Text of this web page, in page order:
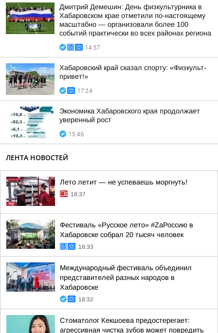
Дмитрий Демешин: День физкультурника в
Хабаровском крае отметили по-настоящему
масштабно — организовали более 100
событий практически во всех районах региона
14:57
Хабаровский край сказал спорту: «Физкульт-
привет!»
17:24
Экономика Хабаровского края продолжает
уверенный рост
15:46
ЛЕНТА НОВОСТЕЙ
Лето летит — не успеваешь моргнуть!
18:37
Фестиваль «Русское лето» #ZaРоссию в
Хабаровске собрал 20 тысяч человек
18:33
Международный фестиваль объединил
представителей разных народов в
Хабаровске
18:32
Стоматолог Кекшоева предостерегает:
агрессивная чистка зубов может повредить